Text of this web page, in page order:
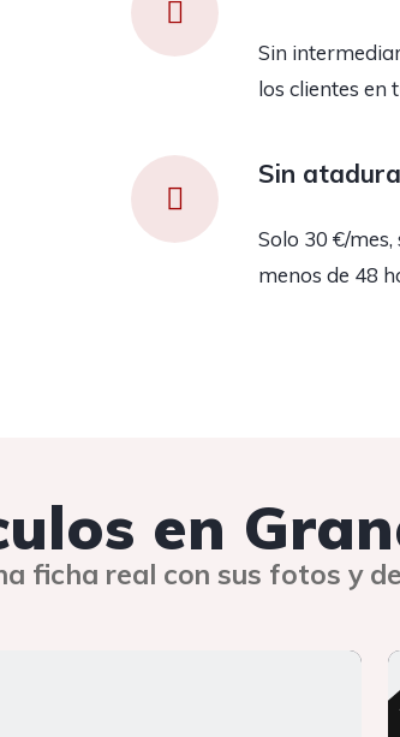
Sin
los clientes en
Sin
Solo 30 €/
menos de 48
en
ficha real con sus fotos y